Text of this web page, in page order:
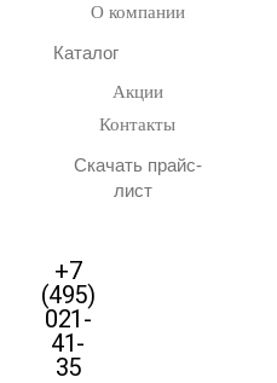
О компании
Каталог
Акции
Контакты
Скачать прайс-
лист
+7
(495)
021-
41-
35